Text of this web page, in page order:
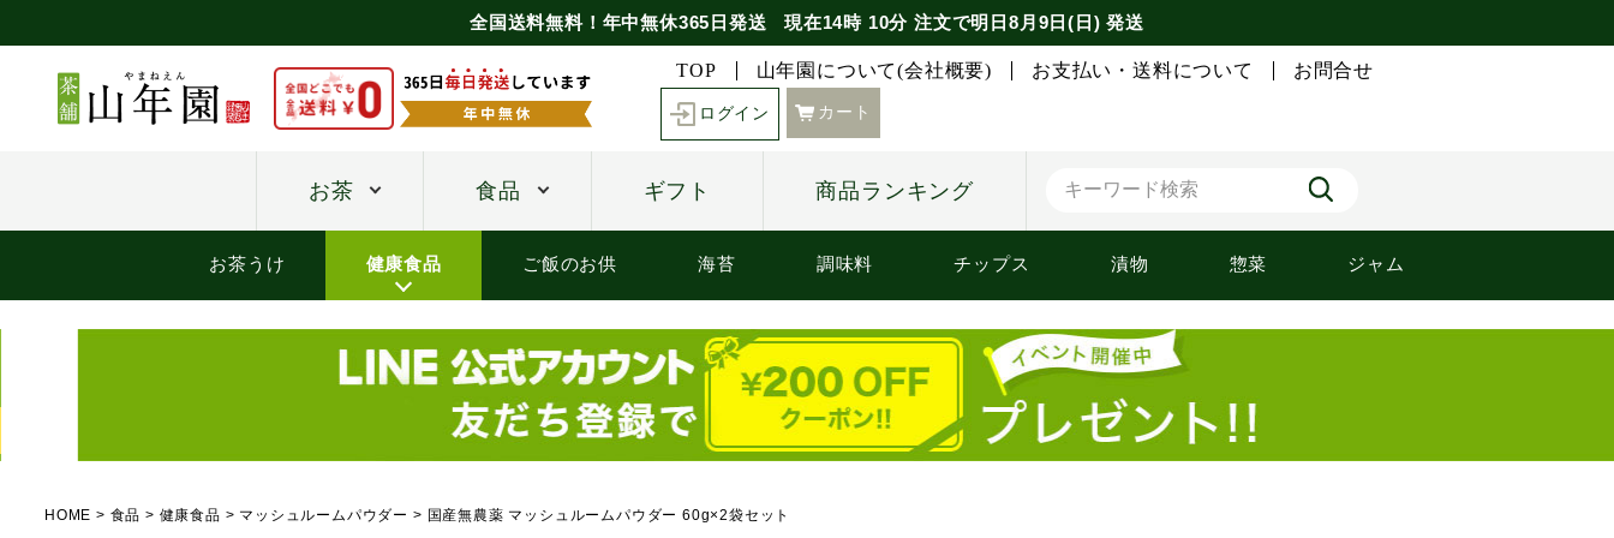
全国送料無料！年中無休365日発送 現在14時 10分 注文で明日8月9日(日) 発送
TOP 山年園について(会社概要) お支払い・送料について お問合せ
ログイン カート
お茶 食品 ギフト 商品ランキング
お茶うけ 健康食品 ご飯のお供 海苔 調味料 チップス 漬物 惣菜 ジャム
HOME 食品 健康食品 マッシュルームパウダー 国産無農薬 マッシュルームパウダー 60g×2袋セット